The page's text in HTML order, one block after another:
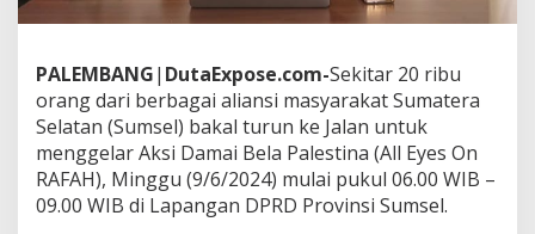
a
B
e
r
b
a
g
a
PALEMBANG| DutaExpose.com-Sekitar 20 ribu
orang dari berbagai aliansi masyarakat Sumatera
Selatan (Sumsel) bakal turun ke Jalan untuk
menggelar Aksi Damai Bela Palestina (All Eyes On
RAFAH), Minggu (9/6/2024) mulai pukul 06.00 WIB –
09.00 WIB di Lapangan DPRD Provinsi Sumsel.